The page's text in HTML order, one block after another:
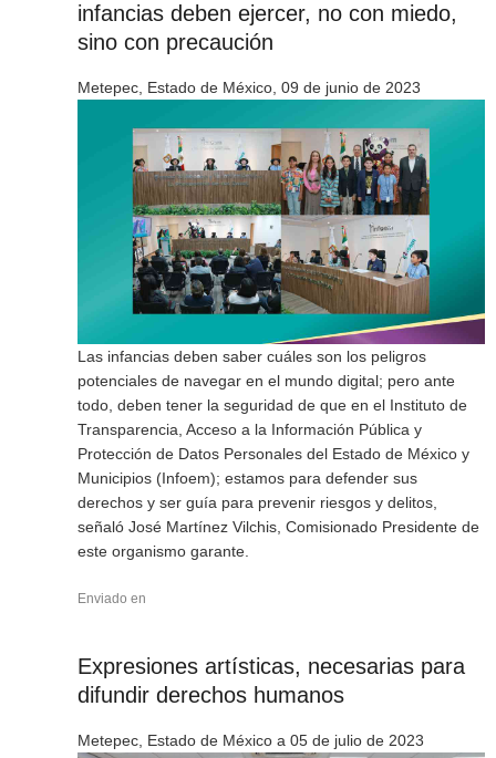
infancias deben ejercer, no con miedo,
sino con precaución
Metepec, Estado de México, 09 de junio de 2023
Las infancias deben saber cuáles son los peligros
potenciales de navegar en el mundo digital; pero ante
todo, deben tener la seguridad de que en el Instituto de
Transparencia, Acceso a la Información Pública y
Protección de Datos Personales del Estado de México y
Municipios (Infoem); estamos para defender sus
derechos y ser guía para prevenir riesgos y delitos,
señaló José Martínez Vilchis, Comisionado Presidente de
este organismo garante.
Enviado en
Expresiones artísticas, necesarias para
difundir derechos humanos
Metepec, Estado de México a 05 de julio de 2023